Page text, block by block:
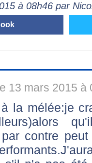
à 08h46 par
le 13 mars 2015 à
la mélée:je
contre